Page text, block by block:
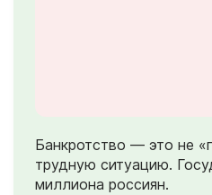
Банкротство — это не
трудную ситуацию.
миллиона россиян.